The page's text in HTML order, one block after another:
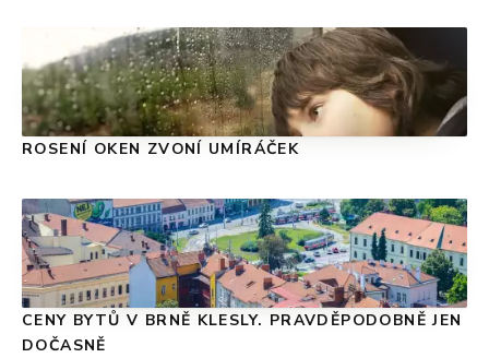
ROSENÍ OKEN ZVONÍ UMÍRÁČEK
CENY BYTŮ V BRNĚ KLESLY. PRAVDĚPODOBNĚ JEN
DOČASNĚ